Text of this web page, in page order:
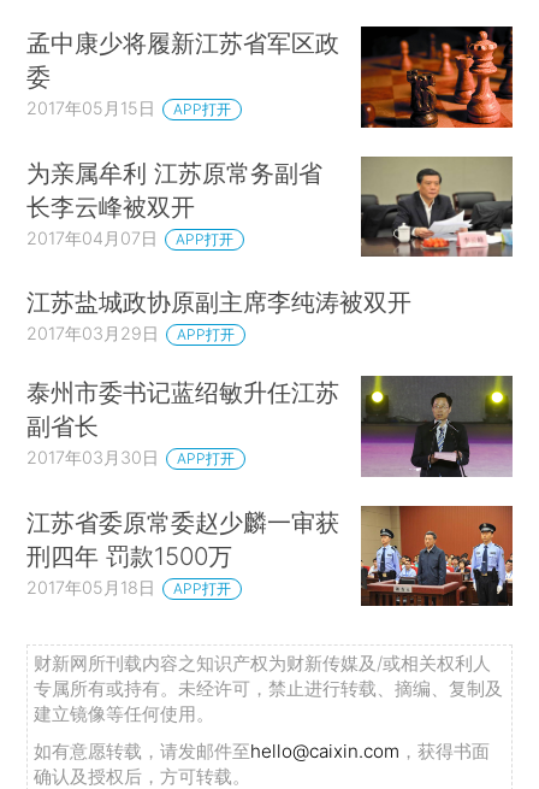
孟中康少将履新江苏省军区政
委
2017年05月15日 APP打开
为亲属牟利 江苏原常务副省
长李云峰被双开
2017年04月07日 APP打开
江苏盐城政协原副主席李纯涛被双开
2017年03月29日 APP打开
泰州市委书记蓝绍敏升任江苏
副省长
2017年03月30日 APP打开
江苏省委原常委赵少麟一审获
刑四年 罚款1500万
2017年05月18日 APP打开
财新网所刊载内容之知识产权为财新传媒及/或相关权利人
专属所有或持有。未经许可，禁止进行转载、摘编、复制及
建立镜像等任何使用。
如有意愿转载，请发邮件至hello@caixin.com ，获得书面
确认及授权后，方可转载。